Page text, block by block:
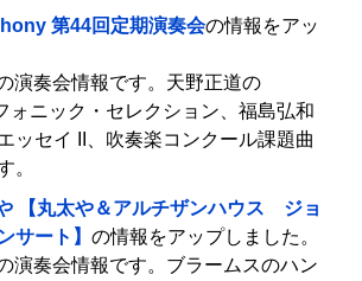
第44回定期演奏会の情報をアッ
演奏会情報です。天野正道の
ォニック・セレクション、福島弘和
ッセイ II、吹奏楽コンクール課題曲
。
【丸太や＆アルチザンハウス ジョ
サート】 の情報をアップしました。
演奏会情報です。ブラームスのハン